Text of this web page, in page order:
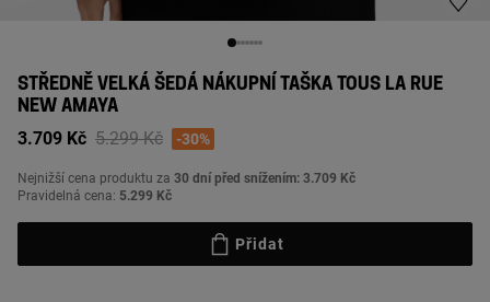
STŘEDNĚ VELKÁ ŠEDÁ NÁKUPNÍ TAŠKA TOUS LA RUE
NEW AMAYA
3.709 Kč Price reduced from
5.299 Kčto-30%
Nejnižší cena produktu za 30 dní před snížením: 3.709 Kč
Pravidelná cena: 5.299 Kč
Přidat